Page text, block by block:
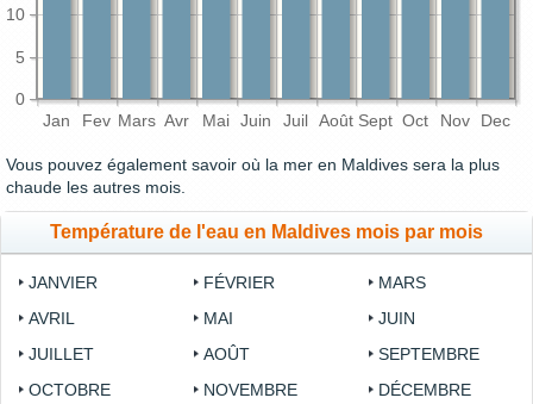
Jan Fev Mars Avr Mai Juin Juil Août Sept Oct Nov Dec
0
5
10
Vous pouvez également savoir où la mer en Maldives sera la plus
chaude les autres mois.
Température de l'eau en Maldives mois par mois
JANVIER FÉVRIER
MARS
AVRIL
MAI
JUIN
JUILLET
AOÛT
SEPTEMBRE
OCTOBRE
NOVEMBRE DÉCEMBRE